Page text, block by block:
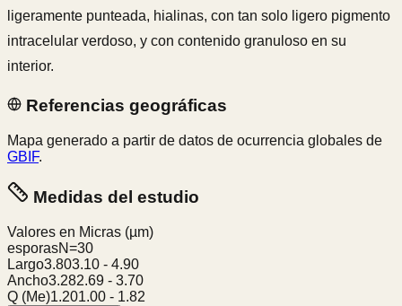
ligeramente punteada, hialinas, con tan solo ligero pigmento
intracelular verdoso, y con contenido granuloso en su
interior.
Referencias geográficas
Mapa generado a partir de datos de ocurrencia globales de
GBIF.
Medidas del estudio
Valores en Micras (µm)
esporasN=30
Largo3.803.10 - 4.90
Ancho3.282.69 - 3.70
Q (Me)1.201.00 - 1.82